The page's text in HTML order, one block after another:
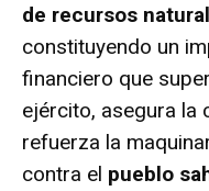
de recursos
constituyendo un
financiero que
ejército, asegura la
refuerza la
contra el pueblo